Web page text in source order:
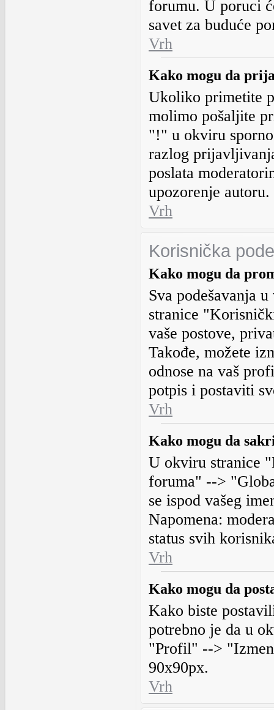
forumu. U poruci
savet za buduće
Vrh
Kako mogu da
Ukoliko primetite
molimo pošaljite
"!" u okviru
razlog
poslata
upozorenje autoru.
Vrh
Korisnička
Kako mogu da
Sva podešavanja
stranice
vaše postove,
Takođe, možete
odnose na vaš
potpis i postaviti
Vrh
Kako mogu da
U okviru stranice
foruma" -->
se ispod vašeg
Napomena:
status svih
Vrh
Kako mogu da
Kako biste
potrebno je da u
"Profil" -->
90x90px.
Vrh